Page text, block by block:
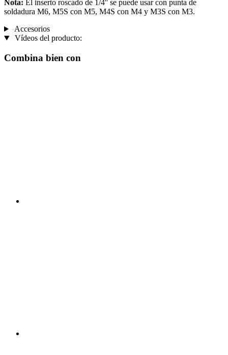
Nota: El inserto roscado de 1/4'' se puede usar con punta de
soldadura M6, M5S con M5, M4S con M4 y M3S con M3.
Accesorios
Vídeos del producto:
Combina bien con